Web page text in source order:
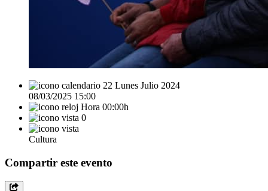
22 Lunes Julio 2024
08/03/2025 15:00
Hora 00:00h
0
Cultura
Compartir este evento